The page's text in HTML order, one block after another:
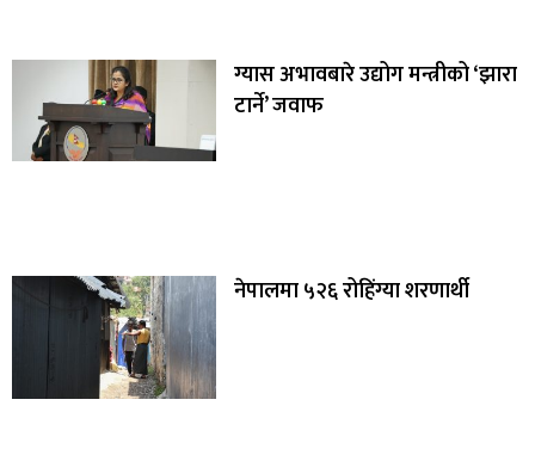
ग्यास अभावबारे उद्योग मन्त्रीको ‘झारा
टार्ने’ जवाफ
नेपालमा ५२६ रोहिंग्या शरणार्थी